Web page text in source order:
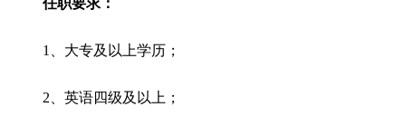
任职要求：
1、大专及以上学历；
2、英语四级及以上；